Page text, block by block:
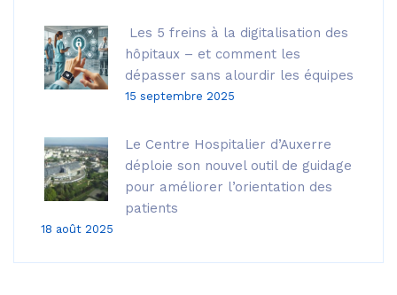
Les 5 freins à la digitalisation des
hôpitaux – et comment les
dépasser sans alourdir les équipes
15 septembre 2025
Le Centre Hospitalier d’Auxerre
déploie son nouvel outil de guidage
pour améliorer l’orientation des
patients
18 août 2025